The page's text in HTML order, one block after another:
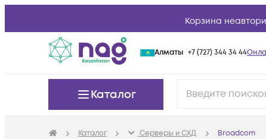
Корзина
Алматы +7 (727) 344 34 44
Каталог
Каталог Серверы и СХД Broadcom